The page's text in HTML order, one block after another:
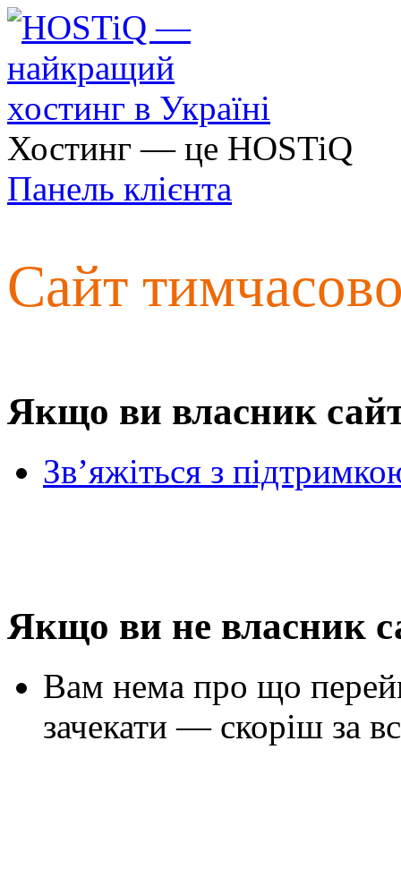
Хостинг — це HOSTiQ
Панель клієнта
Сайт
Якщо ви власник
Зв’яжіться з
Якщо ви не власник
Вам нема про що
зачекати — скоріш за